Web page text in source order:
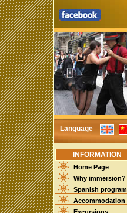
Language
INFORMATION
Home Page
Why immersion?
Spanish program
Accommodation